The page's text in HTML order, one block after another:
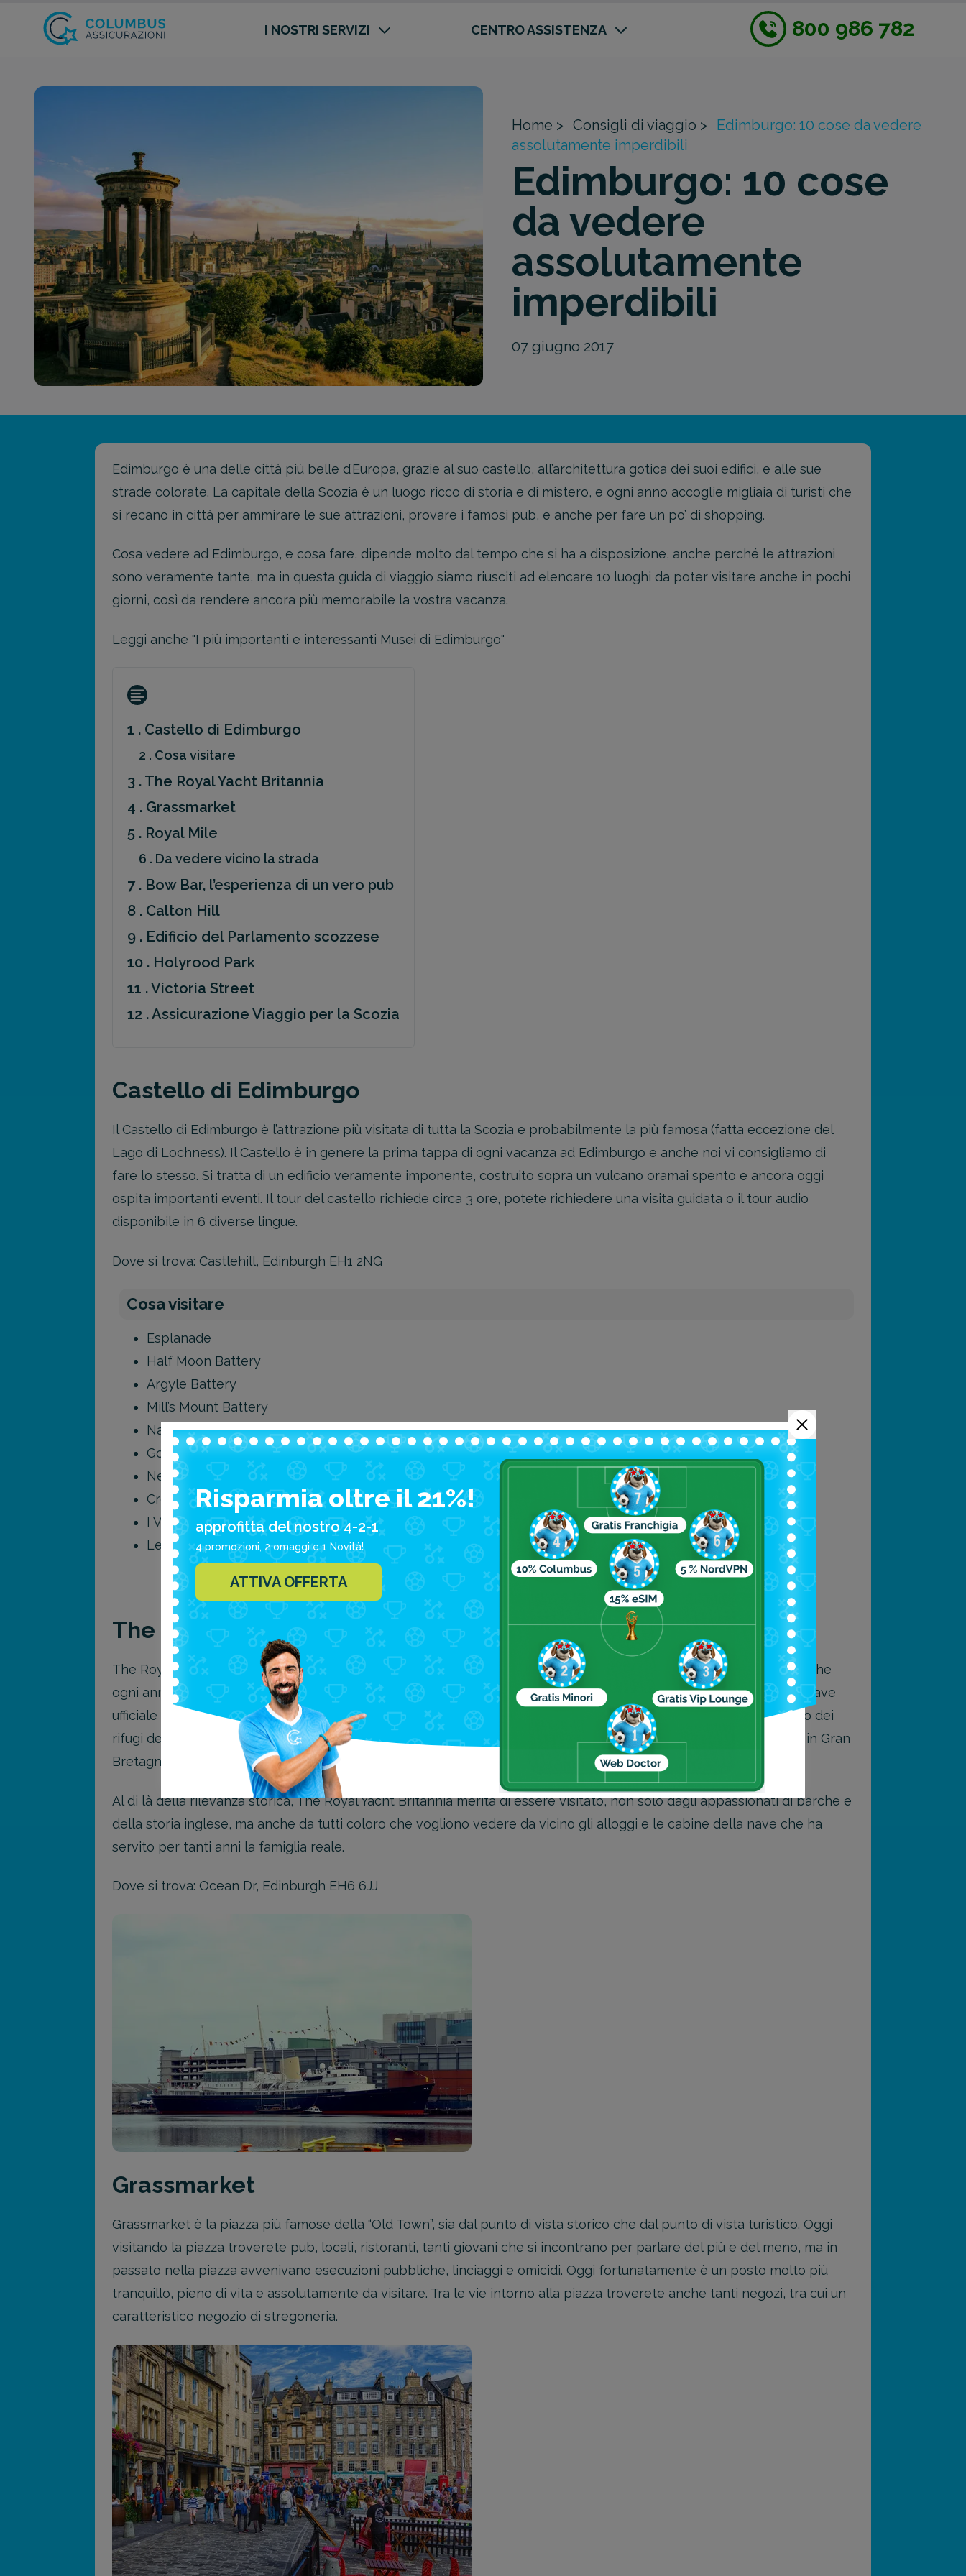
I NOSTRI SERVIZI CENTRO ASSISTENZA 800 986 782
Home > Consigli di viaggio > Edimburgo: 10 cose da vedere
assolutamente imperdibili
Edimburgo: 10 cose
da vedere
assolutamente
imperdibili
07 giugno 2017
Edimburgo è una delle città più belle d’Europa, grazie al suo castello, all’architettura gotica dei suoi edifici, e alle sue
strade colorate. La capitale della Scozia è un luogo ricco di storia e di mistero, e ogni anno accoglie migliaia di turisti che
si recano in città per ammirare le sue attrazioni, provare i famosi pub, e anche per fare un po’ di shopping.
Cosa vedere ad Edimburgo, e cosa fare, dipende molto dal tempo che si ha a disposizione, anche perché le attrazioni
sono veramente tante, ma in questa guida di viaggio siamo riusciti ad elencare 10 luoghi da poter visitare anche in pochi
giorni, così da rendere ancora più memorabile la vostra vacanza.
Leggi anche "I più importanti e interessanti Musei di Edimburgo"
1 . Castello di Edimburgo
2 . Cosa visitare
3 . The Royal Yacht Britannia
4 . Grassmarket
5 . Royal Mile
6 . Da vedere vicino la strada
7 . Bow Bar, l’esperienza di un vero pub
8 . Calton Hill
9 . Edificio del Parlamento scozzese
10 . Holyrood Park
11 . Victoria Street
12 . Assicurazione Viaggio per la Scozia
Castello di Edimburgo
Il Castello di Edimburgo è l’attrazione più visitata di tutta la Scozia e probabilmente la più famosa (fatta eccezione del
Lago di Lochness). Il Castello è in genere la prima tappa di ogni vacanza ad Edimburgo e anche noi vi consigliamo di
fare lo stesso. Si tratta di un edificio veramente imponente, costruito sopra un vulcano oramai spento e ancora oggi
ospita importanti eventi. Il tour del castello richiede circa 3 ore, potete richiedere una visita guidata o il tour audio
disponibile in 6 diverse lingue.
Dove si trova: Castlehill, Edinburgh EH1 2NG
Cosa visitare
Esplanade
Half Moon Battery
Argyle Battery
Mill’s Mount Battery
National War Museum of Scotland
Governor’s House
New Barracks
Crown Room
I Vauls
Le Military Prison
The Royal Yacht Britannia
The Royal Yacht Britannia è un’altra delle più importanti attrazioni di Edimburgo, molto apprezzata dai tanti turisti che
ogni anno si recano a visitarla. Quella che oggi è una nave museo, può vantare di essere stata dal 1954 al 1997 la nave
ufficiale della famiglia reale, progettata per essere convertita in nave ospedale in caso di guerra e per essere uno dei
rifugi della famiglia reale durante la guerra fredda. La nave ha partecipato a circa 700 visite all’estero e circa 270 in Gran
Bretagna, inoltre è stata utilizzata da Carlo e Diana per il loro viaggio di nozze.
Al di là della rilevanza storica, The Royal Yacht Britannia merita di essere visitato, non solo dagli appassionati di barche e
della storia inglese, ma anche da tutti coloro che vogliono vedere da vicino gli alloggi e le cabine della nave che ha
servito per tanti anni la famiglia reale.
Dove si trova: Ocean Dr, Edinburgh EH6 6JJ
Grassmarket
Grassmarket è la piazza più famose della “Old Town”, sia dal punto di vista storico che dal punto di vista turistico. Oggi
visitando la piazza troverete pub, locali, ristoranti, tanti giovani che si incontrano per parlare del più e del meno, ma in
passato nella piazza avvenivano esecuzioni pubbliche, linciaggi e omicidi. Oggi fortunatamente è un posto molto più
tranquillo, pieno di vita e assolutamente da visitare. Tra le vie intorno alla piazza troverete anche tanti negozi, tra cui un
caratteristico negozio di stregoneria.
Risparmia oltre il 21%!
approfitta del nostro 4-2-1
4 promozioni, 2 omaggi e 1 Novità!
ATTIVA OFFERTA